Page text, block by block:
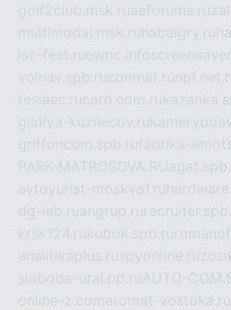
golf2club.msk.ruaeforums.ru
multimodal.msk.ru habaigry.ru
isz-fest.ruewnc.info
volnav.spb.rucomnat.ru
tesiaes.rucard.com.ru
gildiya-kuznecov.ru
griffoncom.spb.rufabrika-
PARK-MATROSOVA.RU
avtoyurist-moskva1.ru
dg-lab.ruangrup.ru
krsk124.rukubok.spb.ru
analitikaplus.ruspyonline.ru
sloboda-ural.pp.ruAUTO-
online-z.comaromat-vostoka.ru